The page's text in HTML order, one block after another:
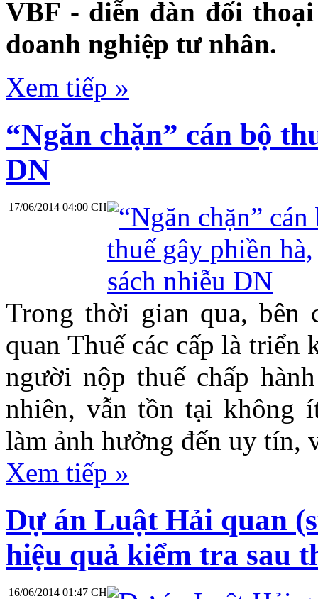
VBF - diễn đàn đối
doanh nghiệp tư nhân.
Xem tiếp »
“Ngăn chặn” cán bộ
DN
17/06/2014 04:00 CH
Trong thời gian qua, bên
quan Thuế các cấp là
người nộp thuế chấp
nhiên, vẫn tồn tại không
làm ảnh hưởng đến uy tín,
Xem tiếp »
Dự án Luật Hải quan
hiệu quả kiểm tra sau
16/06/2014 01:47 CH